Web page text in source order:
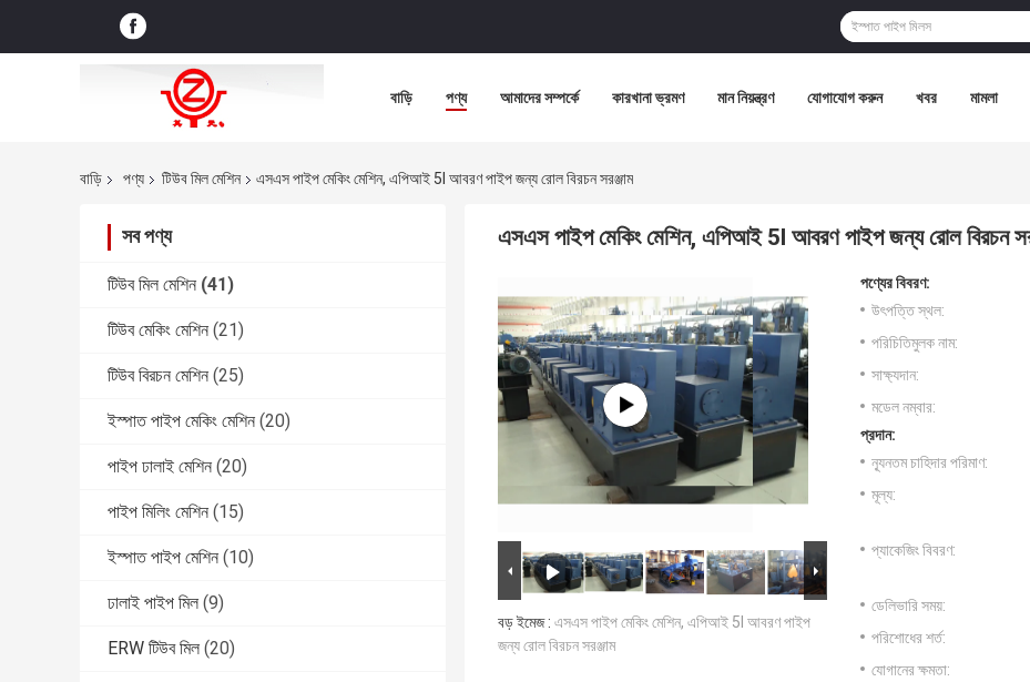
বাড়ি পণ্য আমাদের সম্পর্কে কারখানা ভ্রমণ মান নিয়ন্ত্রণ যোগাযোগ করুন খবর মামলা
বাড়ি পণ্য টিউব মিল মেশিন এসএস পাইপ মেকিং মেশিন, এপিআই 5l আবরণ পাইপ জন্য রোল বিরচন সরঞ্জাম
সব পণ্য
টিউব মিল মেশিন (41)
টিউব মেকিং মেশিন (21)
টিউব বিরচন মেশিন (25)
ইস্পাত পাইপ মেকিং মেশিন (20)
পাইপ ঢালাই মেশিন (20)
পাইপ মিলিং মেশিন (15)
ইস্পাত পাইপ মেশিন (10)
ঢালাই পাইপ মিল (9)
ERW টিউব মিল (20)
এসএস পাইপ মেকিং মেশিন, এপিআই 5l আবরণ পাইপ জন্য রোল বিরচন
বড় ইমেজ : এসএস পাইপ মেকিং মেশিন, এপিআই 5l আবরণ পাইপ
জন্য রোল বিরচন সরঞ্জাম
পণ্যের বিবরণ:
উৎপত্তি স্থল:
পরিচিতিমুলক নাম:
সাক্ষ্যদান:
মডেল নম্বার:
প্রদান:
ন্যূনতম চাহিদার পরিমাণ:
মূল্য:
প্যাকেজিং বিবরণ:
ডেলিভারি সময়:
পরিশোধের শর্ত:
যোগানের ক্ষমতা: